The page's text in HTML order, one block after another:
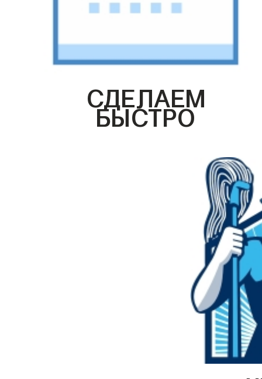
СДЕЛАЕМ
БЫСТРО